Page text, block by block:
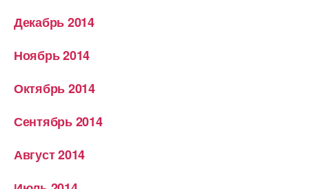
Декабрь 2014
Ноябрь 2014
Октябрь 2014
Сентябрь 2014
Август 2014